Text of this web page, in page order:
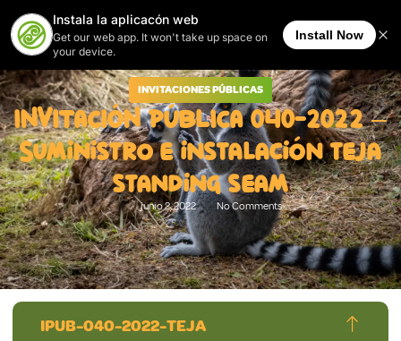
INVITACIONES PÚBLICAS
INVITACIÓN PÚBLICA 040-2022 –
Suministro e instalación teja
standing seam
junio 2, 2022 No Comments
IPUB-040-2022-TEJA